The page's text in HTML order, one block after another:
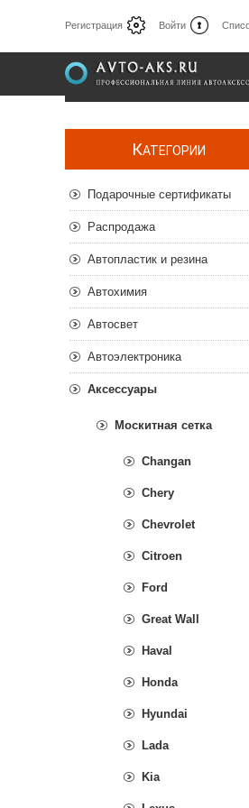
Регистрация Войти
КАТЕГОРИИ
Подарочные сертификаты
Распродажа
Автопластик и резина
Автохимия
Автосвет
Автоэлектроника
Аксессуары
Москитная сетка
Changan
Chery
Chevrolet
Citroen
Ford
Great Wall
Haval
Honda
Hyundai
Lada
Kia